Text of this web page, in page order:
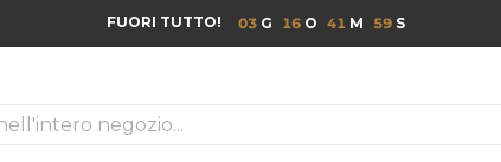
FUORI TUTTO! 03 16 41 59